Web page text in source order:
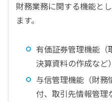
財務業務に関する機能と
ます。
有価証券管理機能（
決算資料の作成など）
与信管理機能（財務
付、取引先情報管理